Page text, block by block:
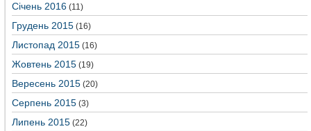
Січень 2016 (11)
Грудень 2015 (16)
Листопад 2015 (16)
Жовтень 2015 (19)
Вересень 2015 (20)
Серпень 2015 (3)
Липень 2015 (22)